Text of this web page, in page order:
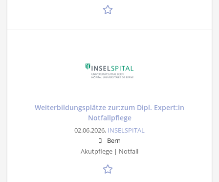
Weiterbildungsplätze zur:zum Dipl. Expert:in
Notfallpflege
02.06.2026, INSELSPITAL
Bern
Akutpflege | Notfall